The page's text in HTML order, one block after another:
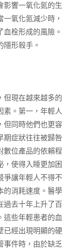
影響一氧化氮的生
氧化氮減少時，
栓形成的風險。
形殺手。
但現在越來越多的
素。第一，年輕人
但同時他們也更容
期症狀往往被歸咎
數位產品的依賴程
，使得入睡更加困
爭讓年輕人不得不
的消耗速度。醫學
過去十年上升了百
這些年輕患者的血
已經出現明顯的硬
事件時，由於缺乏